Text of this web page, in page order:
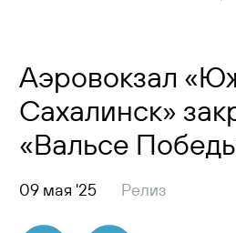
Прилетающим
Услуги
Как добраться
Аэровокзал
Сахалинск»
«Вальсе
09 мая '25 Релиз